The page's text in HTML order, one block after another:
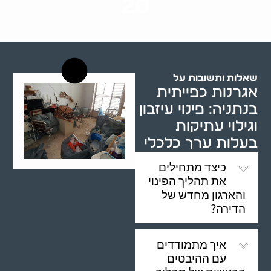
שאלות ותשובות על
אגרנות כפייתית
בנתניה: פינוי עיזבון
וגילוי עתיקות
בעלות ערך כלכלי
כיצד מתחילים
את תהליך הפינוי
והארגון מחדש של
הדירה?
איך מתמודדים
עם ההיבטים